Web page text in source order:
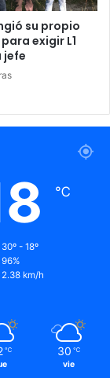
su propio
exigir L1
jefe
℃
30º - 18º
96%
2.38 km/h
℃ 30 ℃
vie